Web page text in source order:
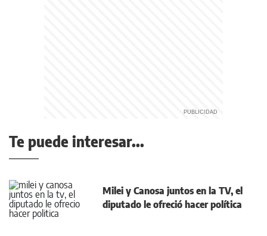
Te puede interesar...
Milei y Canosa juntos en la TV, el
diputado le ofreció hacer política